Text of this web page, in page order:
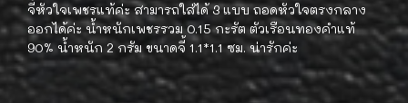
จี้หัวใจเพชรแท้ค่ะ สามารถใส่ได้ 3 แบบ ถอดหัวใจตรงกลาง
ออกได้ค่ะ น้ำหนักเพชรรวม 0.15 กะรัต ตัวเรือนทองคำแท้
90% น้ำหนัก 2 กรัม ขนาดจี้ 1.1*1.1 ซม. น่ารักค่ะ